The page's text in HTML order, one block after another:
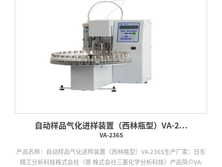
自动样品气化进样装置（西林瓶型）VA-2…
VA-236S
产品名称：自动样品气化进样装置（西林瓶型）VA-236S生产厂家：日东
精工分析科技株式会社（原 株式会社三菱化学分析科技）产品简介VA-